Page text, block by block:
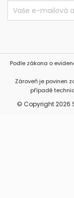
Podle zákona o
Zároveň je povinen
případě
© Copyright 2026